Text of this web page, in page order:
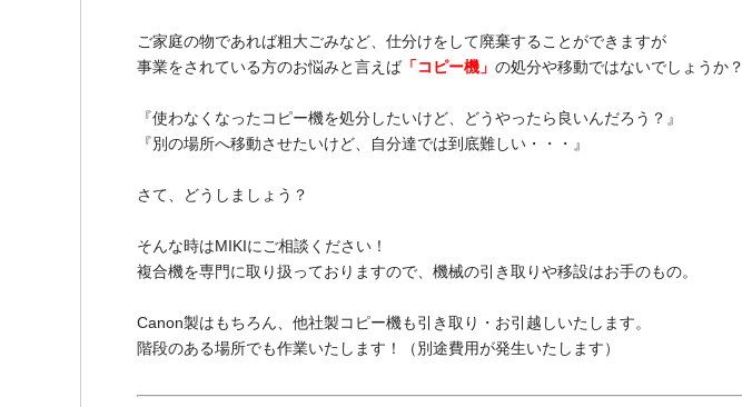
ご家庭の物であれば粗大ごみなど、仕分けをして廃棄することができますが
事業をされている方のお悩みと言えば 「コピー機」の処分や移動ではないでしょうか？
『使わなくなったコピー機を処分したいけど、どうやったら良いんだろう？』
『別の場所へ移動させたいけど、自分達では到底難しい・・・』
さて、どうしましょう？
そんな時はMIKIにご相談ください！
複合機を専門に取り扱っておりますので、機械の引き取りや移設はお手のもの。
Canon製はもちろん、他社製コピー機も引き取り・お引越しいたします。
階段のある場所でも作業いたします！（別途費用が発生いたします）